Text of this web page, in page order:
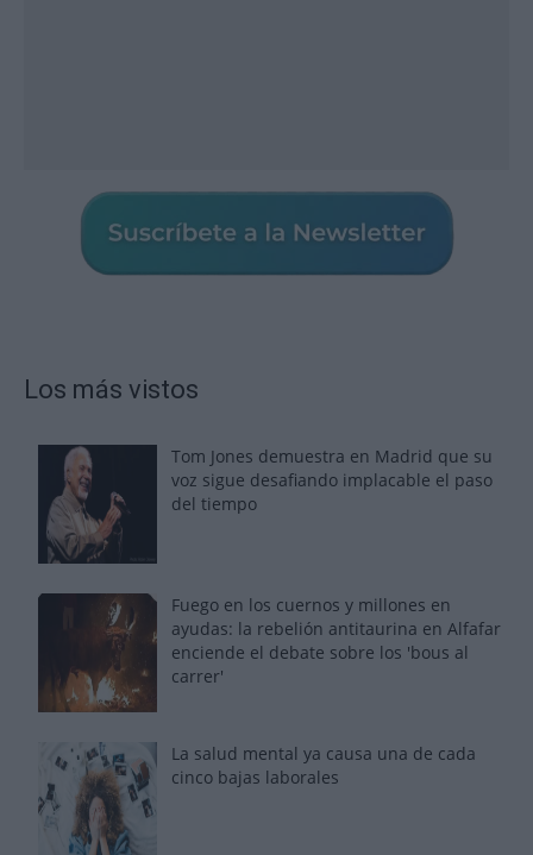
Los más vistos
Tom Jones demuestra en Madrid que su
voz sigue desafiando implacable el paso
del tiempo
Fuego en los cuernos y millones en
ayudas: la rebelión antitaurina en Alfafar
enciende el debate sobre los 'bous al
carrer'
La salud mental ya causa una de cada
cinco bajas laborales